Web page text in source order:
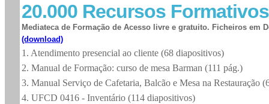
20.000 Recursos
Mediateca de Formação de Acesso livre e gratuito. Ficheiros em
(download)
1. Atendimento presencial ao cliente (68 diapositivos)
2. Manual de Formação: curso de mesa Barman (111 pág.)
3. Manual Serviço de Cafetaria, Balcão e Mesa na Restauração
4. UFCD 0416 - Inventário (114 diapositivos)